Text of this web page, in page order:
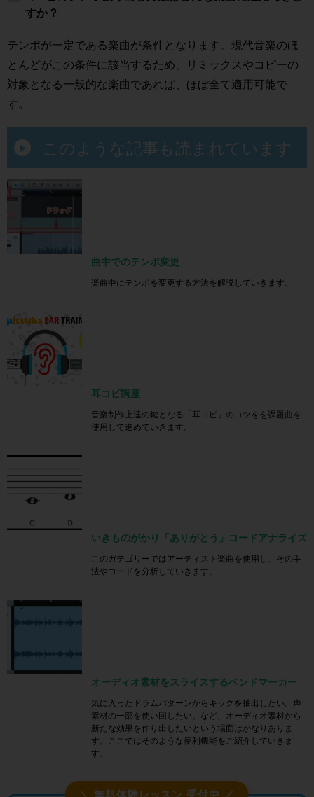
すか？
テンポが一定である楽曲が条件となります。現代音楽のほ
とんどがこの条件に該当するため、リミックスやコピーの
対象となる一般的な楽曲であれば、ほぼ全て適用可能で
す。
このような記事も読まれています
曲中でのテンポ変更
楽曲中にテンポを変更する方法を解説していきます。
耳コピ講座
音楽制作上達の鍵となる「耳コピ」のコツをを課題曲を
使用して進めていきます。
いきものがかり「ありがとう」コードアナライズ
このガテゴリーではアーティスト楽曲を使用し、その手
法やコードを分析していきます。
オーディオ素材をスライスするベンドマーカー
気に入ったドラムパターンからキックを抽出したい。声
素材の一部を使い回したい。など、オーディオ素材から
新たな効果を作り出したいという場面はかなりありま
す。ここではそのような便利機能をご紹介していきま
す。
＼ 無料体験レッスン 受付中 ／